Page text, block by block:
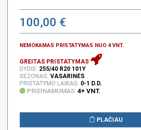
100,00 €
NEMOKAMAS PRISTATYMAS NUO 4 VNT.
GREITAS PRISTATYMAS
DYDIS: 255/40 R20 101Y
SEZONAS: VASARINĖS
PRISTATYMO LAIKAS: 0-1 D.D.
PRIEINAMUMAS: 4+ VNT.
PLAČIAU